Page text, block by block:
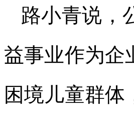
路小青说，
益事业作为企
困境儿童群